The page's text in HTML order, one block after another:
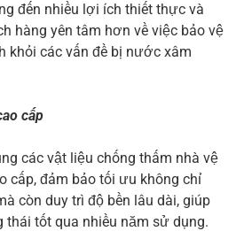
đến nhiều lợi ích thiết thực và
hàng yên tâm hơn về việc bảo vệ
khỏi các vấn đề bị nước xâm
cấp
các vật liệu chống thấm nhà vệ
cấp, đảm bảo tối ưu không chỉ
còn duy trì độ bền lâu dài, giúp
tốt qua nhiều năm sử dụng.